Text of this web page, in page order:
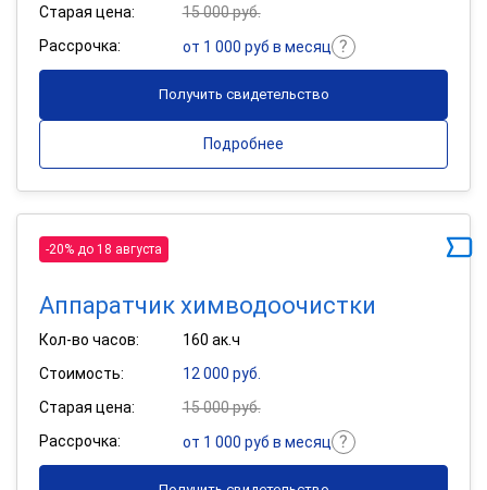
Старая цена:
15 000 руб.
Рассрочка:
от 1 000 руб в месяц
Получить свидетельство
Подробнее
-20% до 18 августа
Аппаратчик химводоочистки
Кол-во часов:
160 ак.ч
Стоимость:
12 000 руб.
Старая цена:
15 000 руб.
Рассрочка:
от 1 000 руб в месяц